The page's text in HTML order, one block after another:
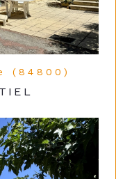
(84800)